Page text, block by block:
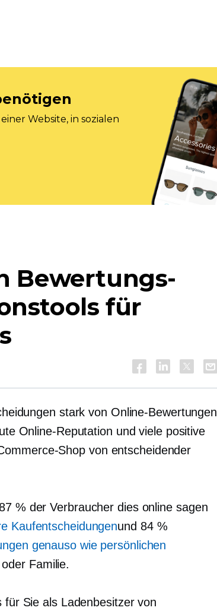
Website, in sozialen
Bewertungs-
für
stark von Online-Bewertungen
Online-Reputation und viele positive
Shop von entscheidender
% der Verbraucher dies online sagen
Kaufentscheidungenund 84 %
genauso wie persönlichen
Familie.
Sie als Ladenbesitzer von